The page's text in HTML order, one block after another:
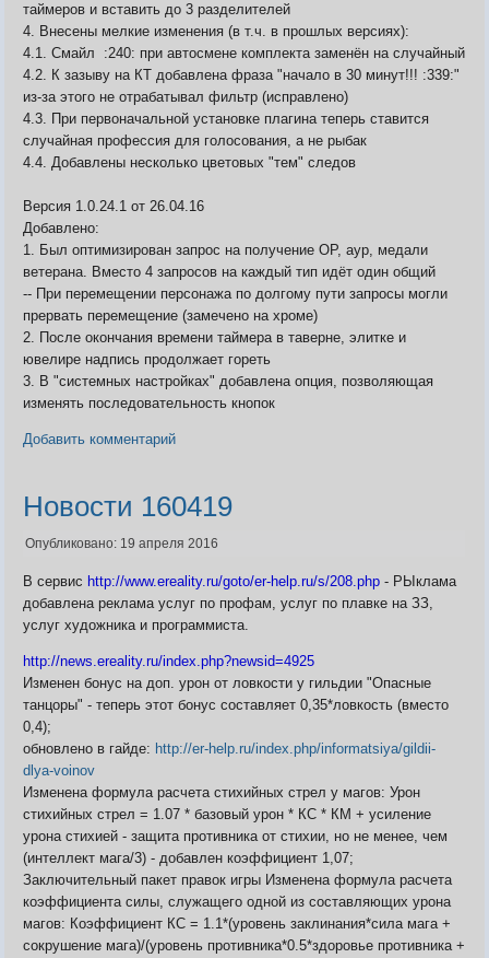
таймеров и вставить до 3 разделителей
4. Внесены мелкие изменения (в т.ч. в прошлых версиях):
4.1. Смайл :240: при автосмене комплекта заменён на случайный
4.2. К зазыву на КТ добавлена фраза "начало в 30 минут!!! :339:"
из-за этого не отрабатывал фильтр (исправлено)
4.3. При первоначальной установке плагина теперь ставится
случайная профессия для голосования, а не рыбак
4.4. Добавлены несколько цветовых "тем" следов
Версия 1.0.24.1 от 26.04.16
Добавлено:
1. Был оптимизирован запрос на получение ОР, аур, медали
ветерана. Вместо 4 запросов на каждый тип идёт один общий
-- При перемещении персонажа по долгому пути запросы могли
прервать перемещение (замечено на хроме)
2. После окончания времени таймера в таверне, элитке и
ювелире надпись продолжает гореть
3. В "системных настройках" добавлена опция, позволяющая
изменять последовательность кнопок
Добавить комментарий
Новости 160419
Опубликовано: 19 апреля 2016
В сервис http://www.ereality.ru/goto/er-help.ru/s/208.php - РЫклама
добавлена реклама услуг по профам, услуг по плавке на ЗЗ,
услуг художника и программиста.
http://news.ereality.ru/index.php?newsid=4925
Изменен бонус на доп. урон от ловкости у гильдии "Опасные
танцоры" - теперь этот бонус составляет 0,35*ловкость (вместо
0,4);
обновлено в гайде: http://er-help.ru/index.php/informatsiya/gildii-
dlya-voinov
Изменена формула расчета стихийных стрел у магов: Урон
стихийных стрел = 1.07 * базовый урон * КС * КМ + усиление
урона стихией - защита противника от стихии, но не менее, чем
(интеллект мага/3) - добавлен коэффициент 1,07;
Заключительный пакет правок игры Изменена формула расчета
коэффициента силы, служащего одной из составляющих урона
магов: Коэффициент КС = 1.1*(уровень заклинания*сила мага +
сокрушение мага)/(уровень противника*0.5*здоровье противника +